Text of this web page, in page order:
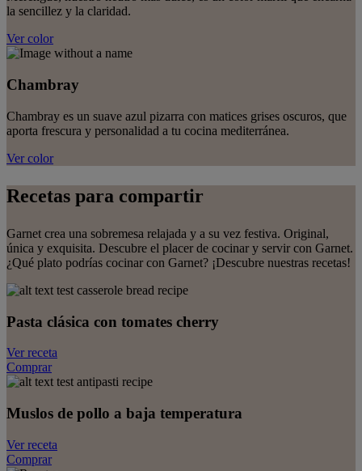
la sencillez y la claridad.
Ver color
Chambray
Chambray es un suave azul pizarra con matices grises oscuros, que
aporta frescura y personalidad a tu cocina mediterránea.
Ver color
Recetas para compartir
Garnet crea una sobremesa relajada y a su vez festiva. Original,
única y exquisita. Descubre el placer de cocinar y servir con Garnet.
¿Qué plato podrías cocinar con Garnet? ¡Descubre nuestras recetas!
Pasta clásica con tomates cherry
Ver receta
Comprar
Muslos de pollo a baja temperatura
Ver receta
Comprar